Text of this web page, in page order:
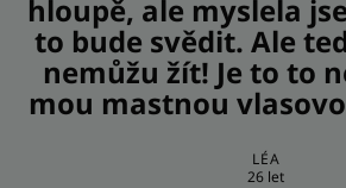
hloupě, ale myslela
to bude svědit. Ale
nemůžu žít! Je to to
mou mastnou
LÉA
26 let